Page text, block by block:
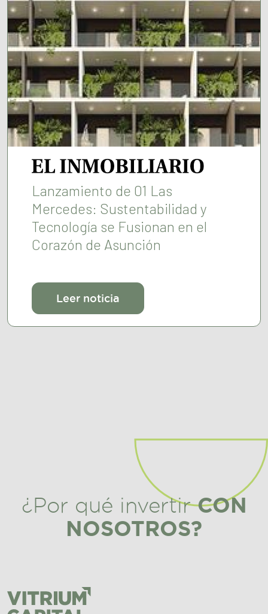
Lanzamiento de 01 Las
Mercedes: Sustentabilidad y
Tecnología se Fusionan en el
Corazón de Asunción
Leer noticia
¿Por qué invertirCON
NOSOTROS?